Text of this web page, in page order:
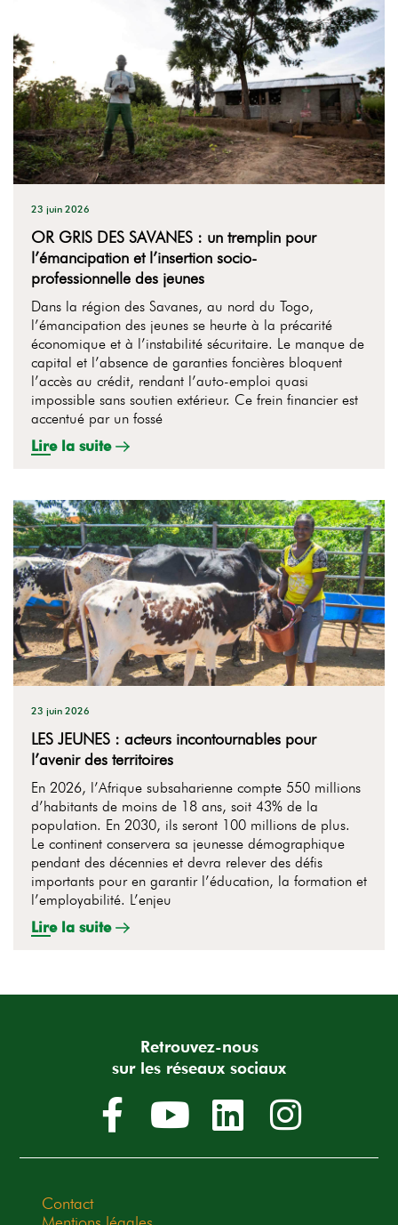
OR GRIS DES SAVANES : un tremplin pour
l’émancipation et l’insertion socio-
professionnelle des jeunes
23 juin 2026
Dans la région des Savanes, au nord du Togo,
l’émancipation des jeunes se heurte à la précarité
économique et à l’instabilité sécuritaire. Le manque de
capital et l’absence de garanties foncières bloquent
l’accès au crédit, rendant l’auto-emploi quasi
impossible sans soutien extérieur. Ce frein financier est
accentué par un fossé
Lire la suite
LES JEUNES : acteurs incontournables pour
l’avenir des territoires
23 juin 2026
En 2026, l’Afrique subsaharienne compte 550 millions
d’habitants de moins de 18 ans, soit 43% de la
population. En 2030, ils seront 100 millions de plus.
Le continent conservera sa jeunesse démographique
pendant des décennies et devra relever des défis
importants pour en garantir l’éducation, la formation et
l’employabilité. L’enjeu
Lire la suite
Retrouvez-nous
sur les réseaux sociaux
Contact